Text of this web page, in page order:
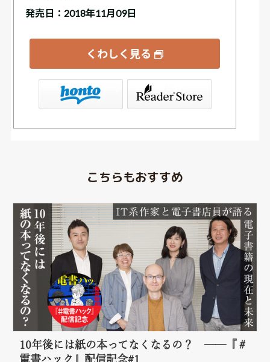
発売日：2018年11月09日
くわしく見る
（SONY/ブックリスタ）
こちらもおすすめ
10年後には紙の本ってなくなるの？ ──『＃
電書ハック』配信記念#1